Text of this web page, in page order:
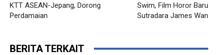
KTT ASEAN-Jepang, Dorong
Perdamaian
Swim, Film Horor Baru
Sutradara James Wan
BERITA TERKAIT